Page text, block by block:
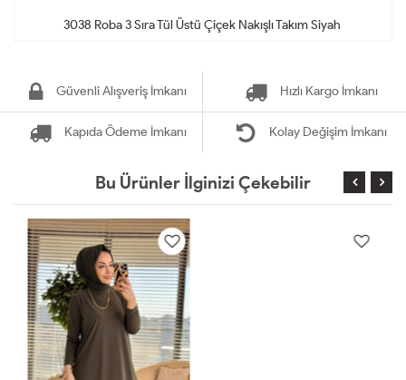
Güvenli Alışveriş İmkanı Hızlı Kargo İmkanı
Kapıda Ödeme İmkanı Kolay Değişim İmkanı
Bu Ürünler İlginizi Çekebilir